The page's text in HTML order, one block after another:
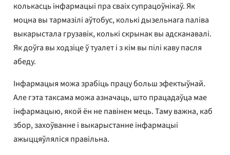
колькасць інфармацыі пра сваіх супрацоўнікаў. Як
моцна вы тармазілі аўтобус, колькі дызельнага паліва
выкарыстала грузавік, колькі скрынак вы адсканавалі.
Як доўга вы ходзіце ў туалет і з кім вы пілі каву пасля
абеду.
Інфармацыя можа зрабіць працу больш эфектыўнай.
Але гэта таксама можа азначаць, што працадаўца мае
інфармацыю, якой ён не павінен мець. Таму важна, каб
збор, захоўванне і выкарыстанне інфармацыі
ажыццяўляліся правільна.